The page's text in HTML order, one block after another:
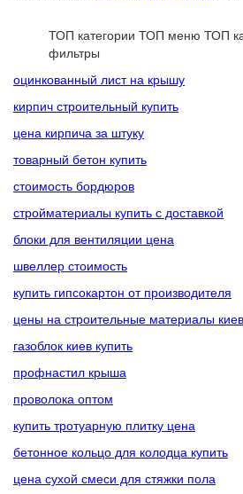
ТОП категории ТОП меню ТОП
фильтры
оцинкованный лист на крышу
кирпич строительный купить
цена кирпича за штуку
товарный бетон купить
стоимость бордюров
стройматериалы купить с доставкой
блоки для вентиляции цена
швеллер стоимость
купить гипсокартон от производителя
цены на строительные материалы киев
газоблок киев купить
профнастил крыша
проволока оптом
купить тротуарную плитку цена
бетонное кольцо для колодца купить
цена сухой смеси для стяжки пола